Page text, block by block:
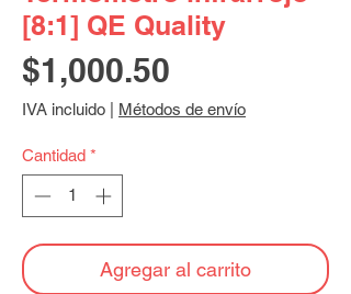
[8:1] QE Quality
$1,000.50
IVA incluido Métodos de envío
Cantidad *
Agregar al carrito